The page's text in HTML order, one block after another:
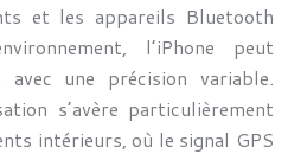
et les appareils Bluetooth
l’iPhone peut
une précision variable.
s’avère particulièrement
intérieurs, où le signal GPS